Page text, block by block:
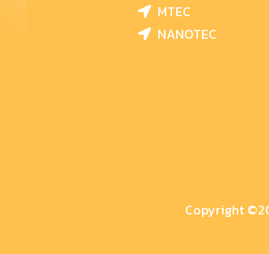
MTEC
NANOTEC
Copyright ©